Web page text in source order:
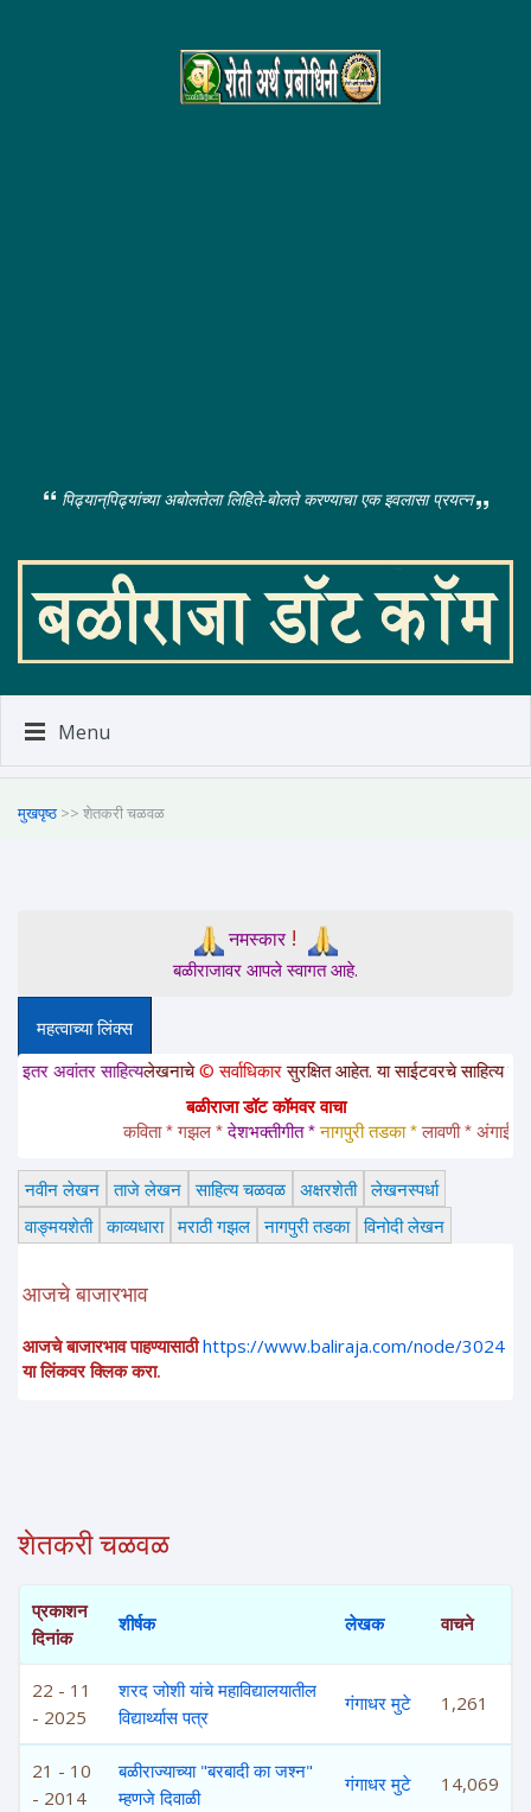
पिढ्यान्‌पिढ्यांच्या अबोलतेला लिहिते-बोलते करण्याचा एक इवलासा प्रयत्न
Menu
मुखपृष्ठ >> शेतकरी चळवळ
नमस्कार!
बळीराजावर आपले स्वागत आहे.
महत्वाच्या लिंक्स
साहित्यलेखनाचे© सर्वाधिकार सुरक्षित आहेत. या साईटवरचे साहित्य इतरांना
बळीराजा डॉट कॉमवर वाचा
कविता * गझल * देशभक्तीगीत * नागपुरी तडका * लावणी * अंगाईगीत *
नवीन लेखन ताजे लेखन साहित्य चळवळ अक्षरशेती लेखनस्पर्धा
वाङ्मयशेती काव्यधारा मराठी गझल नागपुरी तडका विनोदी लेखन
आजचे बाजारभाव
आजचे बाजारभाव पाहण्यासाठी https://www.baliraja.com/node/3024
या लिंकवर क्लिक करा.
शेतकरी चळवळ
प्रकाशन
दिनांक
शीर्षक लेखक वाचने
22 - 11
- 2025
शरद जोशी यांचे महाविद्यालयातील
विद्यार्थ्यास पत्र
गंगाधर मुटे 1,261
21 - 10
- 2014
बळीराज्याच्या "बरबादी का जश्न"
म्हणजे दिवाळी
गंगाधर मुटे 14,069